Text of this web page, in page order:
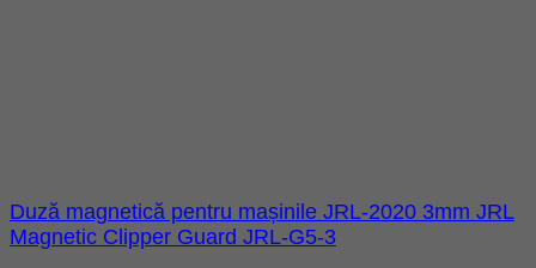
Duză magnetică pentru mașinile JRL-2020 3mm JRL
Magnetic Clipper Guard JRL-G5-3